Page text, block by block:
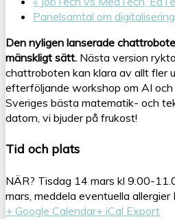
Panelsamtal om digitalisering
Den nyligen lanserade
mänskligt sätt. Nästa version
chattroboten kan klara av allt fler
efterföljande workshop om AI
Sveriges bästa matematik- och
datorn, vi bjuder på frukost!
Tid och plats
NÄR? Tisdag 14 mars kl 9.00-
mars, meddela eventuella
+ Google Calendar+ iCal Export